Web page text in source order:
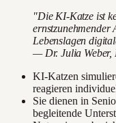
"Die KI-Katze ist
ernstzunehmender
Lebenslagen
— Dr. Julia Weber,
KI-Katzen
reagieren
Sie dienen in
begleitende